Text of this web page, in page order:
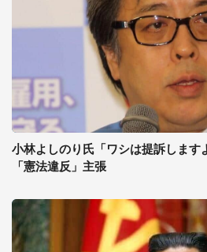
小林よしのり氏「ワシは提訴します
「憲法違反」主張